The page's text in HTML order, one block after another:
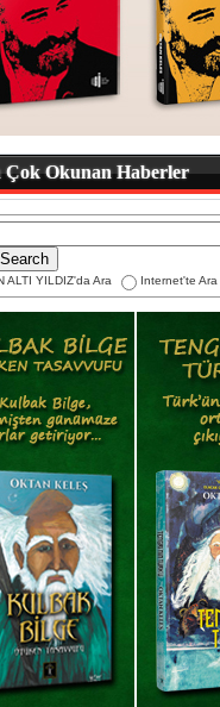
Çok Okunan Haberler
ALTI YILDIZ'da Ara Internet'te Ara